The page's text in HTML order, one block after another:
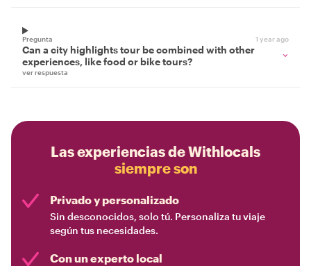
Pregunta 1 year ago
Can a city highlights tour be combined with other
experiences, like food or bike tours?
ver respuesta
Las experiencias de Withlocals
siempre son
Privado y personalizado
Sin desconocidos, solo tú. Personaliza tu viaje
según tus necesidades.
Con un experto local